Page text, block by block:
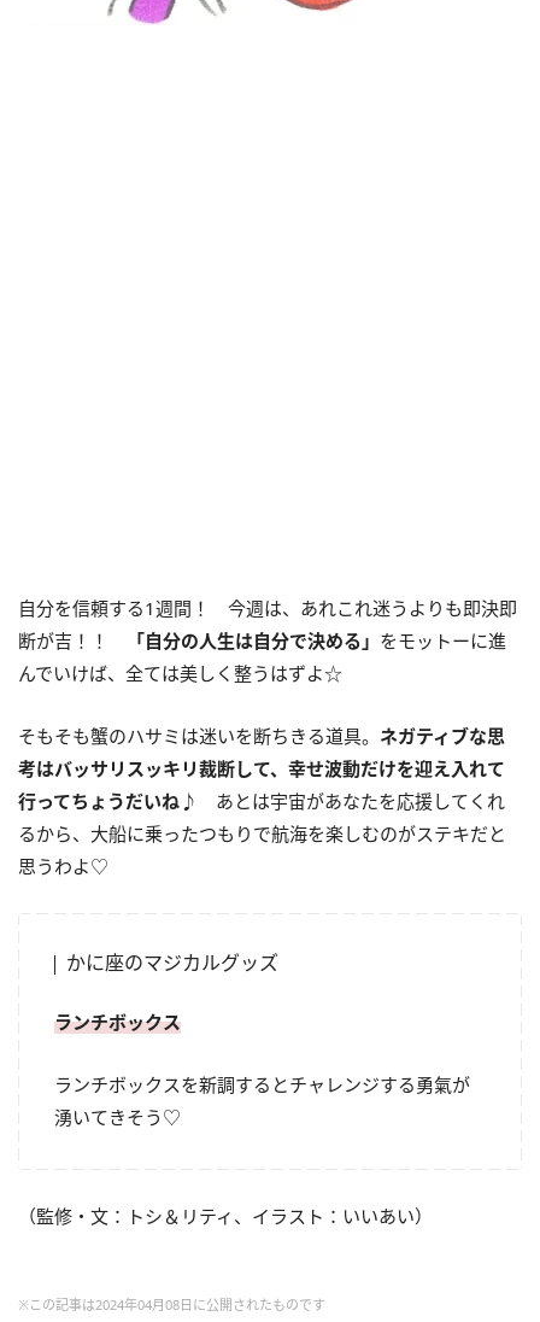
自分を信頼する1週間！ 今週は、あれこれ迷うよりも即決即
断が吉！！
「自分の人生は自分で決める」 をモットーに進
んでいけば、全ては美しく整うはずよ☆
そもそも蟹のハサミは迷いを断ちきる道具。 ネガティブな思
考はバッサリスッキリ裁断して、幸せ波動だけを迎え入れて
行ってちょうだいね♪
あとは宇宙があなたを応援してくれ
るから、大船に乗ったつもりで航海を楽しむのがステキだと
思うわよ♡
かに座のマジカルグッズ
ランチボックス
ランチボックスを新調するとチャレンジする勇氣が
湧いてきそう♡
（監修・文：トシ＆リティ、イラスト：いいあい）
※この記事は2024年04月08日に公開されたものです